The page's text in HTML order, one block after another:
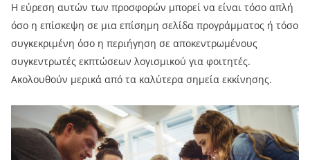
Η εύρεση αυτών των προσφορών μπορεί να είναι τόσο απλή
όσο η επίσκεψη σε μια επίσημη σελίδα προγράμματος ή τόσο
συγκεκριμένη όσο η περιήγηση σε αποκεντρωμένους
συγκεντρωτές εκπτώσεων λογισμικού για φοιτητές.
Ακολουθούν μερικά από τα καλύτερα σημεία εκκίνησης.